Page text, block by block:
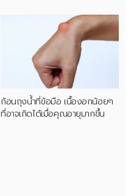
ก้อนถุงน้ำที่ข้อมือ เนื้องอกน้อยๆ
ที่อาจเกิดได้เมื่อคุณอายุมากขึ้น